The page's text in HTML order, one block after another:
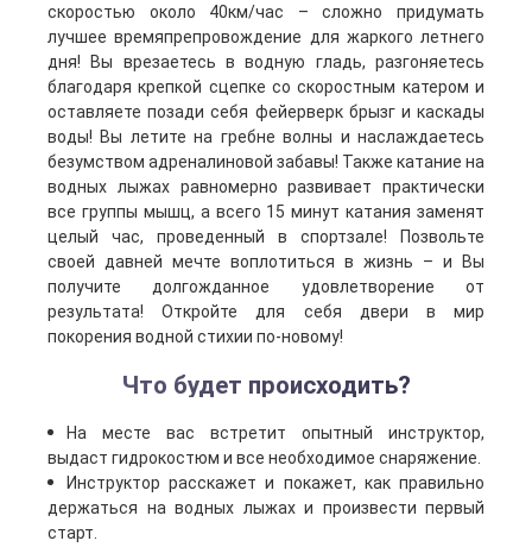
скоростью около 40км/час – сложно придумать
лучшее времяпрепровождение для жаркого летнего
дня! Вы врезаетесь в водную гладь, разгоняетесь
благодаря крепкой сцепке со скоростным катером и
оставляете позади себя фейерверк брызг и каскады
воды! Вы летите на гребне волны и наслаждаетесь
безумством адреналиновой забавы! Также катание на
водных лыжах равномерно развивает практически
все группы мышц, а всего 15 минут катания заменят
целый час, проведенный в спортзале! Позвольте
своей давней мечте воплотиться в жизнь – и Вы
получите долгожданное удовлетворение от
результата! Откройте для себя двери в мир
покорения водной стихии по-новому!
Что будет происходить?
На месте вас встретит опытный инструктор,
выдаст гидрокостюм и все необходимое снаряжение.
Инструктор расскажет и покажет, как правильно
держаться на водных лыжах и произвести первый
старт.